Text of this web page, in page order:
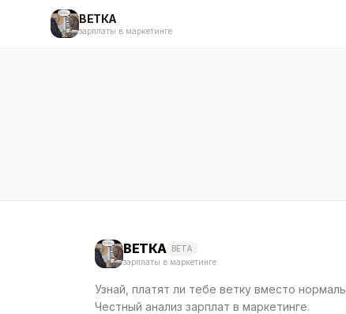
ВЕТКА
зарплаты в маркетинге
ВЕТКА BETA
зарплаты в маркетинге
Узнай, платят ли тебе ветку вместо
Честный анализ зарплат в маркетинге.